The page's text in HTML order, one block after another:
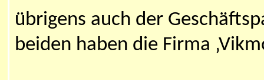
übrigens auch der
beiden haben die Firma